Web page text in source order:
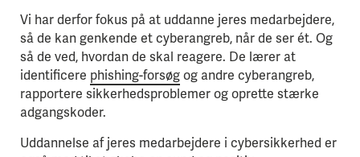
Vi har derfor fokus på at uddanne jeres medarbejdere,
så de kan genkende et cyberangreb, når de ser ét. Og
så de ved, hvordan de skal reagere. De lærer at
identificere phishing-forsøgog andre cyberangreb,
rapportere sikkerhedsproblemer og oprette stærke
adgangskoder.
Uddannelse af jeres medarbejdere i cybersikkerhed er